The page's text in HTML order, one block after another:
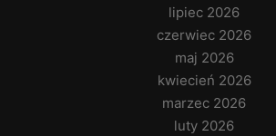
lipiec 2026
czerwiec 2026
maj 2026
kwiecień 2026
marzec 2026
luty 2026